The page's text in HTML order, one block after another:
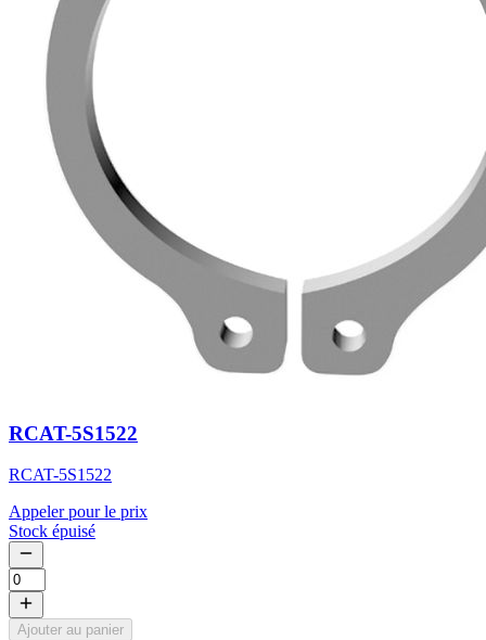
RCAT-5S1522
RCAT-5S1522
Appeler pour le prix
Stock épuisé
Ajouter au panier